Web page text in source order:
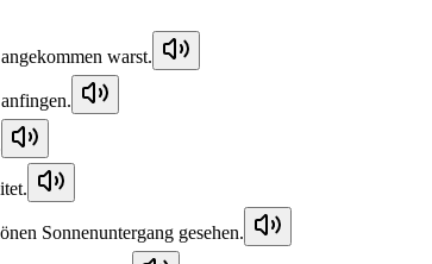
warst.
Sonnenuntergang gesehen.